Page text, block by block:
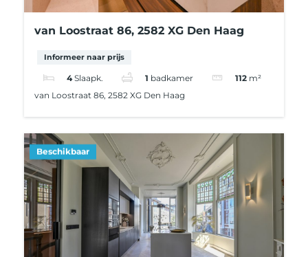
van Loostraat 86, 2582 XG Den Haag
Informeer naar prijs
4 Slaapk. 1 badkamer 112 m²
van Loostraat 86, 2582 XG Den Haag
Beschikbaar